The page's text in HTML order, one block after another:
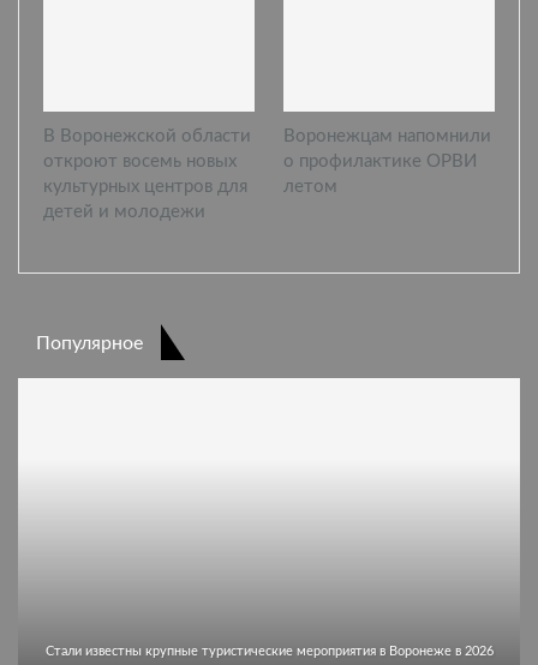
В Воронежской области
откроют восемь новых
культурных центров для
детей и молодежи
Воронежцам напомнили
о профилактике ОРВИ
летом
Популярное
Стали известны крупные туристические мероприятия в Воронеже в 2026